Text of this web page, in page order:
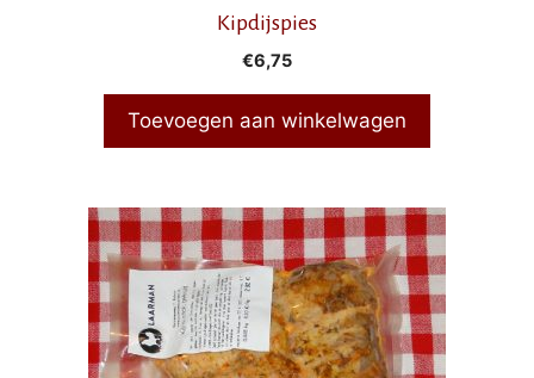
Kipdijspies
€6,75
Toevoegen aan winkelwagen